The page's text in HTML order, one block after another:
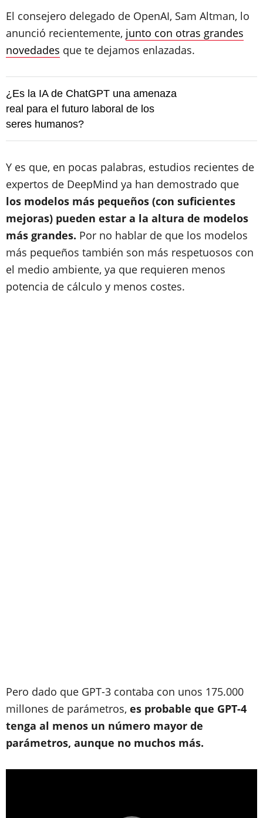
El consejero delegado de OpenAI, Sam Altman, lo
anunció recientemente, junto con otras grandes
novedades que te dejamos enlazadas.
¿Es la IA de ChatGPT una amenaza
real para el futuro laboral de los
seres humanos?
Y es que, en pocas palabras, estudios recientes de
expertos de DeepMind ya han demostrado que
los modelos más pequeños (con suficientes
mejoras) pueden estar a la altura de modelos
más grandes. Por no hablar de que los modelos
más pequeños también son más respetuosos con
el medio ambiente, ya que requieren menos
potencia de cálculo y menos costes.
Pero dado que GPT-3 contaba con unos 175.000
millones de parámetros, es probable que GPT-4
tenga al menos un número mayor de
parámetros, aunque no muchos más.